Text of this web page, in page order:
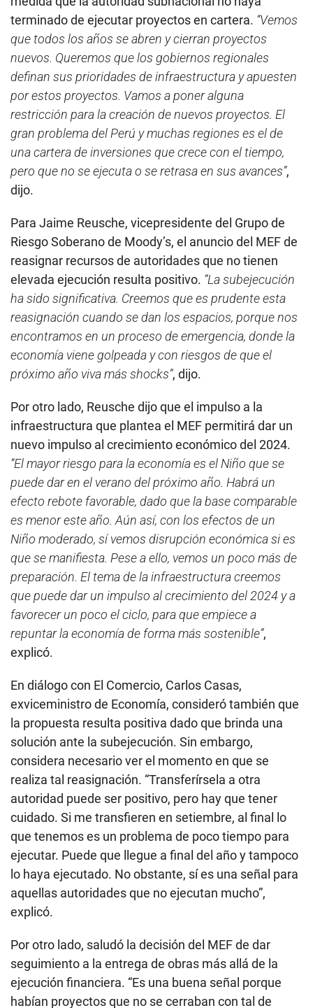
terminado de ejecutar proyectos en cartera. “Vemos
que todos los años se abren y cierran proyectos
nuevos. Queremos que los gobiernos regionales
definan sus prioridades de infraestructura y apuesten
por estos proyectos. Vamos a poner alguna
restricción para la creación de nuevos proyectos. El
gran problema del Perú y muchas regiones es el de
una cartera de inversiones que crece con el tiempo,
pero que no se ejecuta o se retrasa en sus avances”,
dijo.
Para Jaime Reusche, vicepresidente del Grupo de
Riesgo Soberano de Moody’s, el anuncio del MEF de
reasignar recursos de autoridades que no tienen
elevada ejecución resulta positivo. “La subejecución
ha sido significativa. Creemos que es prudente esta
reasignación cuando se dan los espacios, porque nos
encontramos en un proceso de emergencia, donde la
economía viene golpeada y con riesgos de que el
próximo año viva más shocks”, dijo.
Por otro lado, Reusche dijo que el impulso a la
infraestructura que plantea el MEF permitirá dar un
nuevo impulso al crecimiento económico del 2024.
“El mayor riesgo para la economía es el Niño que se
puede dar en el verano del próximo año. Habrá un
efecto rebote favorable, dado que la base comparable
es menor este año. Aún así, con los efectos de un
Niño moderado, sí vemos disrupción económica si es
que se manifiesta. Pese a ello, vemos un poco más de
preparación. El tema de la infraestructura creemos
que puede dar un impulso al crecimiento del 2024 y a
favorecer un poco el ciclo, para que empiece a
repuntar la economía de forma más sostenible”,
explicó.
En diálogo con El Comercio, Carlos Casas,
exviceministro de Economía, consideró también que
la propuesta resulta positiva dado que brinda una
solución ante la subejecución. Sin embargo,
considera necesario ver el momento en que se
realiza tal reasignación. “Transferírsela a otra
autoridad puede ser positivo, pero hay que tener
cuidado. Si me transfieren en setiembre, al final lo
que tenemos es un problema de poco tiempo para
ejecutar. Puede que llegue a final del año y tampoco
lo haya ejecutado. No obstante, sí es una señal para
aquellas autoridades que no ejecutan mucho”,
explicó.
Por otro lado, saludó la decisión del MEF de dar
seguimiento a la entrega de obras más allá de la
ejecución financiera. “Es una buena señal porque
habían proyectos que no se cerraban con tal de